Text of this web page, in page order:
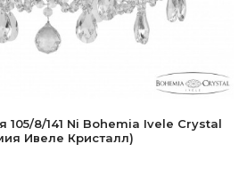
105/8/141 Ni Bohemia Ivele Crystal
Ивеле Кристалл)